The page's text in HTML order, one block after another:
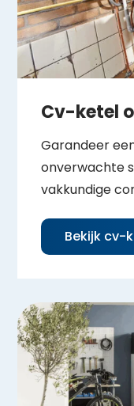
Cv-ketel
Garandeer
onverwachte
vakkundige
Bekijk cv-